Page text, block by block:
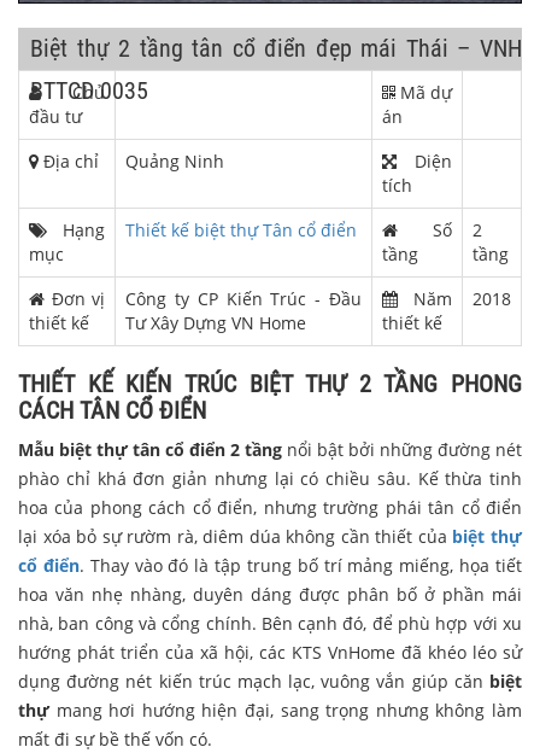
Biệt thự 2 tầng tân cổ điển đẹp mái Thái – VNH
BTTCD 0035
Chủ
đầu tư
Mã dự
án
Địa chỉ
Quảng Ninh
Diện
tích
Hạng
mục
Thiết kế biệt thự Tân cổ điển
Số
tầng
2
tầng
Đơn vị
thiết kế
Công ty CP Kiến Trúc - Đầu
Tư Xây Dựng VN Home
Năm
thiết kế
2018
THIẾT KẾ KIẾN TRÚC BIỆT THỰ 2 TẦNG PHONG
CÁCH TÂN CỔ ĐIỂN
Mẫu biệt thự tân cổ điển 2 tầng nổi bật bởi những đường nét
phào chỉ khá đơn giản nhưng lại có chiều sâu. Kế thừa tinh
hoa của phong cách cổ điển, nhưng trường phái tân cổ điển
lại xóa bỏ sự rườm rà, diêm dúa không cần thiết của biệt thự
cổ điển. Thay vào đó là tập trung bố trí mảng miếng, họa tiết
hoa văn nhẹ nhàng, duyên dáng được phân bố ở phần mái
nhà, ban công và cổng chính. Bên cạnh đó, để phù hợp với xu
hướng phát triển của xã hội, các KTS VnHome đã khéo léo sử
dụng đường nét kiến trúc mạch lạc, vuông vắn giúp căn biệt
thựmang hơi hướng hiện đại, sang trọng nhưng không làm
mất đi sự bề thế vốn có.